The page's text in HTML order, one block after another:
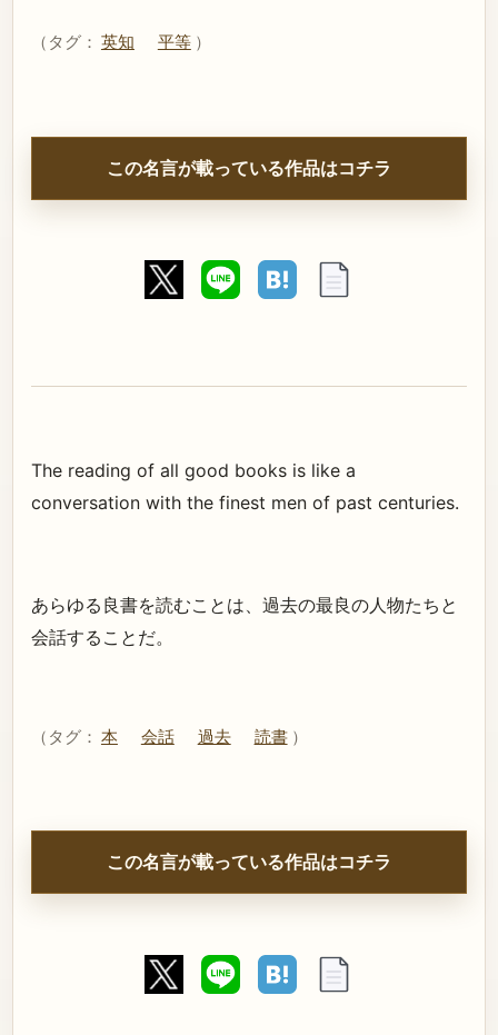
（タグ： 英知 平等 ）
この名言が載っている作品はコチラ
The reading of all good books is like a
conversation with the finest men of past centuries.
あらゆる良書を読むことは、過去の最良の人物たちと
会話することだ。
（タグ： 本 会話 過去 読書 ）
この名言が載っている作品はコチラ